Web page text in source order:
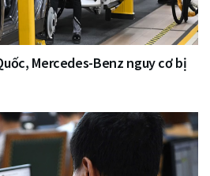
Mercedes-Benz nguy cơ bị